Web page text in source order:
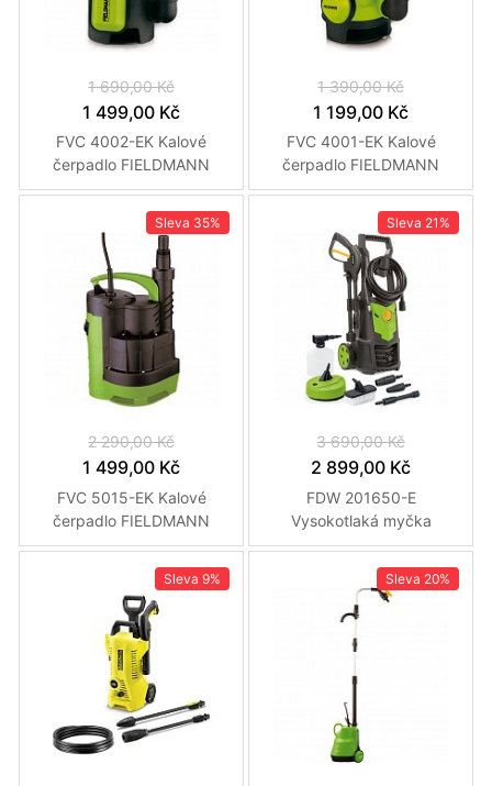
1 690,00 Kč
1 499,00 Kč
FVC 4002-EK Kalové
čerpadlo FIELDMANN
1 390,00 Kč
1 199,00 Kč
FVC 4001-EK Kalové
čerpadlo FIELDMANN
Sleva 35%
2 290,00 Kč
1 499,00 Kč
FVC 5015-EK Kalové
čerpadlo FIELDMANN
Sleva 21%
3 690,00 Kč
2 899,00 Kč
FDW 201650-E
Vysokotlaká myčka
FIELDMANN
Sleva 9% Sleva 20%